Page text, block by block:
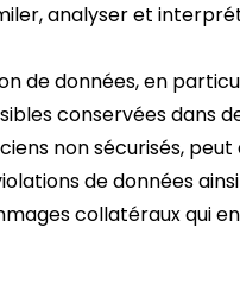
analyser et
de données, en
conservées dans
non sécurisés,
de données
collatéraux qui en